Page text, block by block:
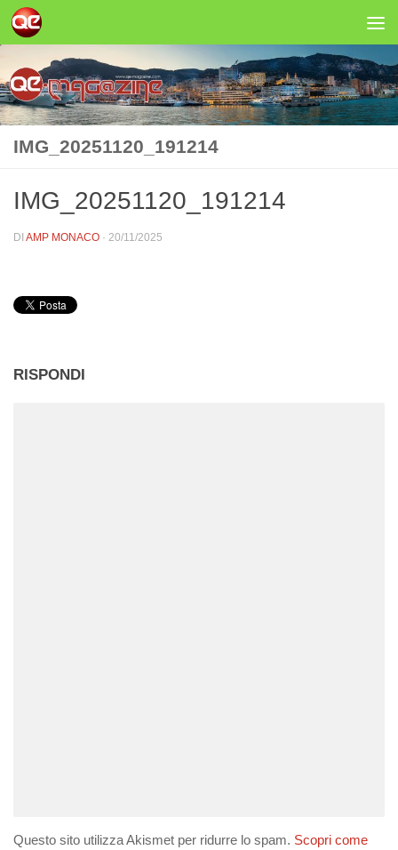
Salta al contenuto
IMG_20251120_191214
IMG_20251120_191214
DI AMP MONACO · 20/11/2025
RISPONDI
Questo sito utilizza Akismet per ridurre lo spam. Scopri come